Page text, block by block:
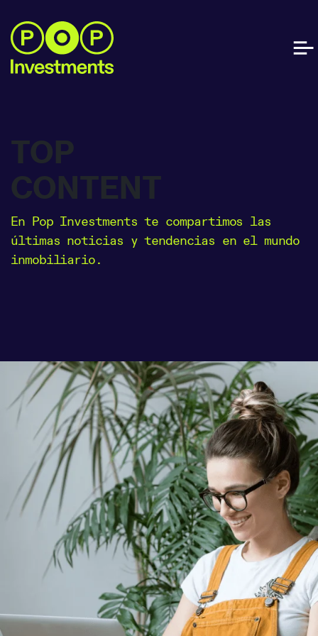
TOP
CONTENT
En Pop Investments te compartimos las
últimas noticias y tendencias en el mundo
inmobiliario.